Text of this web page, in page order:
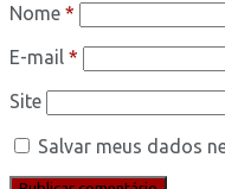
Nome *
E-mail *
Site
Salvar meus dados